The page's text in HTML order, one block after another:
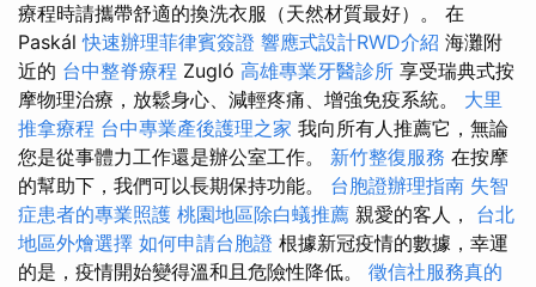
療程時請攜帶舒適的換洗衣服（天然材質最好）。 在
Paskál快速辦理菲律賓簽證 響應式設計RWD介紹 海灘附
近的 台中整脊療程 Zugló 高雄專業牙醫診所 享受瑞典式按
摩物理治療，放鬆身心、減輕疼痛、增強免疫系統。 大里
推拿療程 台中專業產後護理之家 我向所有人推薦它，無論
您是從事體力工作還是辦公室工作。 新竹整復服務 在按摩
的幫助下，我們可以長期保持功能。 台胞證辦理指南 失智
症患者的專業照護 桃園地區除白蟻推薦 親愛的客人， 台北
地區外燴選擇 如何申請台胞證 根據新冠疫情的數據，幸運
的是，疫情開始變得溫和且危險性降低。 徵信社服務真的